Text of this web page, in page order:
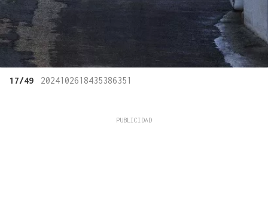
17/49 2024102618435386351